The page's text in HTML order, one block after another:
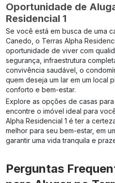
Oportunidade de
Residencial 1
Se você está em busca de uma
Canedo, o Terras Alpha
oportunidade de viver com
segurança, infraestrutura
convivência saudável, o
quem deseja um lar em um local
conforto e bem-estar.
Explore as opções de casas
encontre o imóvel ideal para
Alpha Residencial 1 é ter a
melhor para seu bem-estar, em
garantir uma vida tranquila e
Perguntas